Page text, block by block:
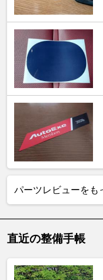
パーツレビューをも
直近の整備手帳